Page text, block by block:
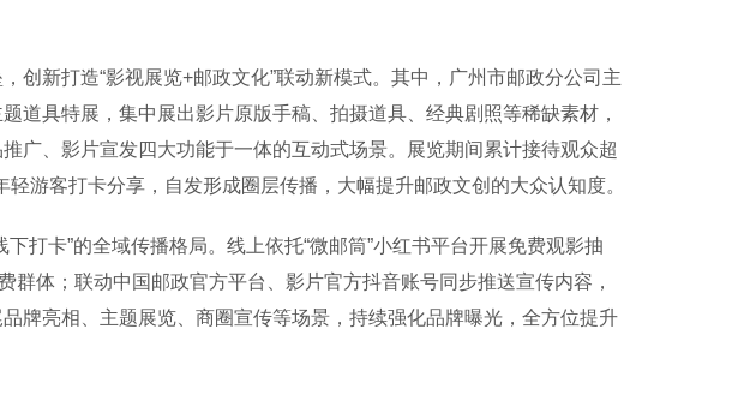
新打造“影视展览+邮政文化”联动新模式。其中，广州市邮政分公司主
道具特展，集中展出影片原版手稿、拍摄道具、经典剧照等稀缺素材，
广、影片宣发四大功能于一体的互动式场景。展览期间累计接待观众超
游客打卡分享，自发形成圈层传播，大幅提升邮政文创的大众认知度。
卡”的全域传播格局。线上依托“微邮筒”小红书平台开展免费观影抽
体；联动中国邮政官方平台、影片官方抖音账号同步推送宣传内容，
牌亮相、主题展览、商圈宣传等场景，持续强化品牌曝光，全方位提升